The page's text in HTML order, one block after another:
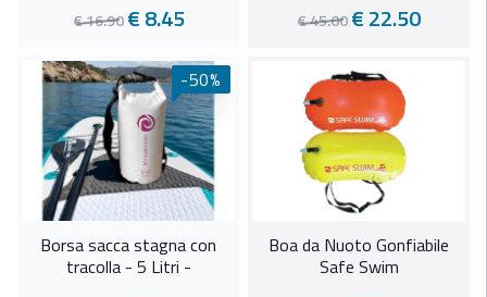
€ 16.90 € 8.45 € 45.00€ 22.50
Borsa sacca stagna con
tracolla - 5 Litri -
-50%
Boa da Nuoto Gonfiabile
Safe Swim